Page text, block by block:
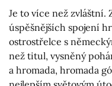
Je to více než zvláštní.
úspěšnějších spojení
ostrostřelce s
než titul, vysněný
a hromada, hromada